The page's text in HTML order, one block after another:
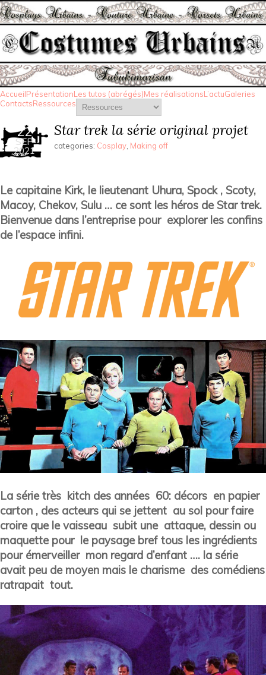
AccueilPrésentationLes tutos (abrégés)Mes réalisationsL’actuGaleries
ContactsRessources
22
SEP
2021
Star trek la série original projet
categories: Cosplay Making off
Le capitaine Kirk, le lieutenant Uhura, Spock , Scoty,
Macoy, Chekov, Sulu … ce sont les héros de Star trek.
Bienvenue dans l’entreprise pour explorer les confins
de l’espace infini.
La série très kitch des années 60: décors en papier
carton , des acteurs qui se jettent au sol pour faire
croire que le vaisseau subit une attaque, dessin ou
maquette pour le paysage bref tous les ingrédients
pour émerveiller mon regard d’enfant …. la série
avait peu de moyen mais le charisme des comédiens
ratrapait tout.